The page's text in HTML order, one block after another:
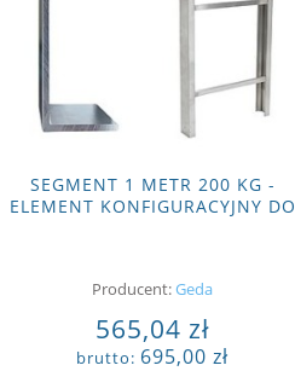
SEGMENT 1 METR 200 KG -
ELEMENT KONFIGURACYJNY DO
Producent:Geda
565,04 zł
brutto: 695,00 zł